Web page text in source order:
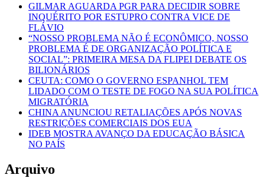
DA
PESQUISA
ELEITORAL
GILMAR AGUARDA PGR PARA DECIDIR SOBRE
INQUÉRITO POR ESTUPRO CONTRA VICE DE
FLÁVIO
“NOSSO PROBLEMA NÃO É ECONÔMICO, NOSSO
PROBLEMA É DE ORGANIZAÇÃO POLÍTICA E
SOCIAL”: PRIMEIRA MESA DA FLIPEI DEBATE OS
BILIONÁRIOS
CEUTA: COMO O GOVERNO ESPANHOL TEM
LIDADO COM O TESTE DE FOGO NA SUA POLÍTICA
MIGRATÓRIA
CHINA ANUNCIOU RETALIAÇÕES APÓS NOVAS
RESTRIÇÕES COMERCIAIS DOS EUA
IDEB MOSTRA AVANÇO DA EDUCAÇÃO BÁSICA
NO PAÍS
Arquivo